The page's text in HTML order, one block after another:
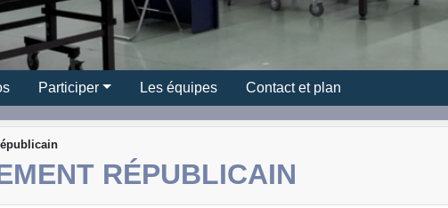
Participer Les équipes Contact et plan
RÉPUBLICAIN